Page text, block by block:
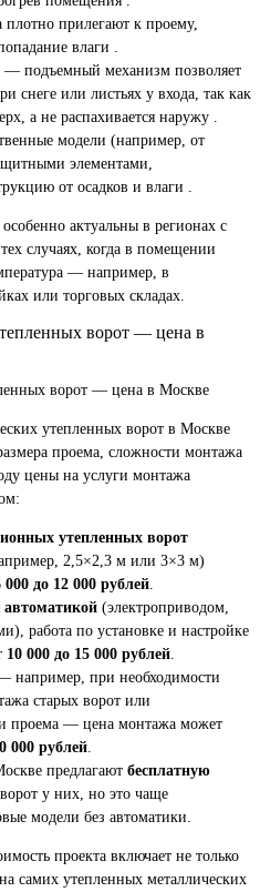
прилегают к проему,
влаги .
— подъемный механизм позволяет
снеге или листьях у входа, так как
а не распахивается наружу .
модели (например, от
элементами,
от осадков и влаги .
актуальны в регионах с
случаях, когда в помещении
— например, в
или торговых складах.
ворот — цена в
ворот — цена в Москве
утепленных ворот в Москве
проема, сложности монтажа
цены на услуги монтажа
утепленных ворот
2,5×2,3 м или 3×3 м)
000 до 12 000 рублей
автоматикой (электроприводом,
работа по установке и настройке
10 000 до 15 000 рублей
например, при необходимости
старых ворот или
проема — цена монтажа может
000 рублей
предлагают бесплатную
у них, но это чаще
модели без автоматики.
проекта включает не только
самих утепленных металлических